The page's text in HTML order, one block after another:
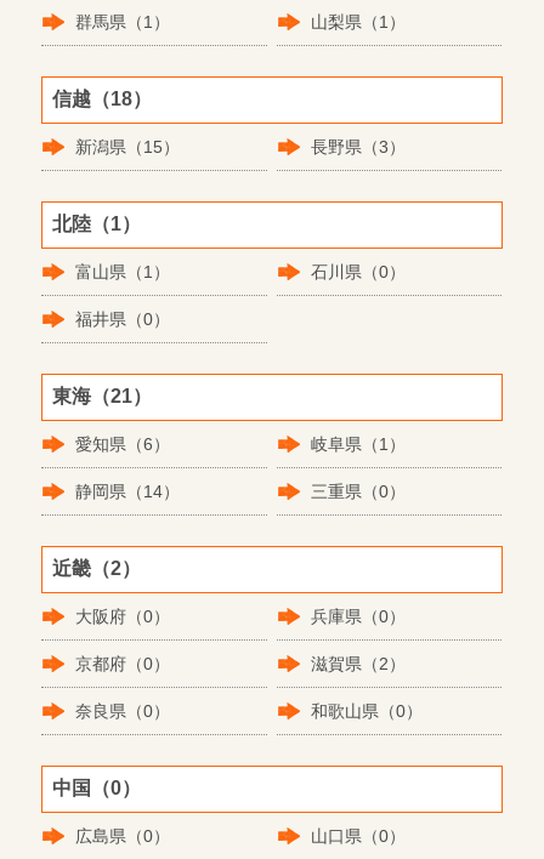
群馬県（1） 山梨県（1）
信越（18）
新潟県（15） 長野県（3）
北陸（1）
富山県（1） 石川県（0）
福井県（0）
東海（21）
愛知県（6） 岐阜県（1）
静岡県（14） 三重県（0）
近畿（2）
大阪府（0） 兵庫県（0）
京都府（0） 滋賀県（2）
奈良県（0） 和歌山県（0）
中国（0）
広島県（0） 山口県（0）